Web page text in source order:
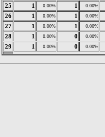
25 1 0.00% 1 0.00%
26 1 0.00% 1 0.00%
27 1 0.00% 1 0.00%
28 1 0.00% 0 0.00%
29 1 0.00% 0 0.00%